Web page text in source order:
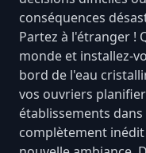
conséquences
Partez à l'étranger !
monde et installez-
bord de l'eau
vos ouvriers
établissements
complètement